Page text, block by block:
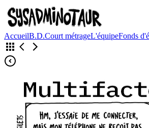
AccueilB.D.Court métrageL'équipeFonds